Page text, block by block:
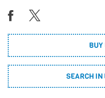
BUY
SEARCH IN